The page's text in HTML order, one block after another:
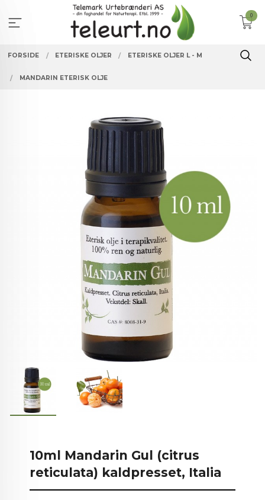
innholdet
0
FORSIDE ETERISKE OLJER ETERISKE OLJER L - M
MANDARIN ETERISK OLJE
10ml Mandarin Gul (citrus
reticulata) kaldpresset, Italia